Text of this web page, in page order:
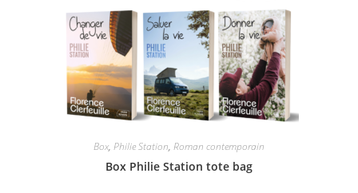
Box, Philie Station, Roman contemporain
Box Philie Station tote bag